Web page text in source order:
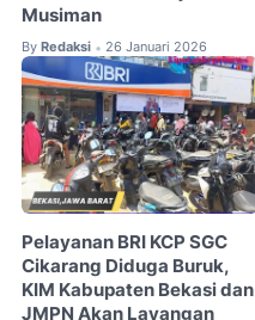
Musiman
By Redaksi • 26 Januari 2026
Pelayanan BRI KCP SGC
Cikarang Diduga Buruk,
KIM Kabupaten Bekasi dan
JMPN Akan Layangan